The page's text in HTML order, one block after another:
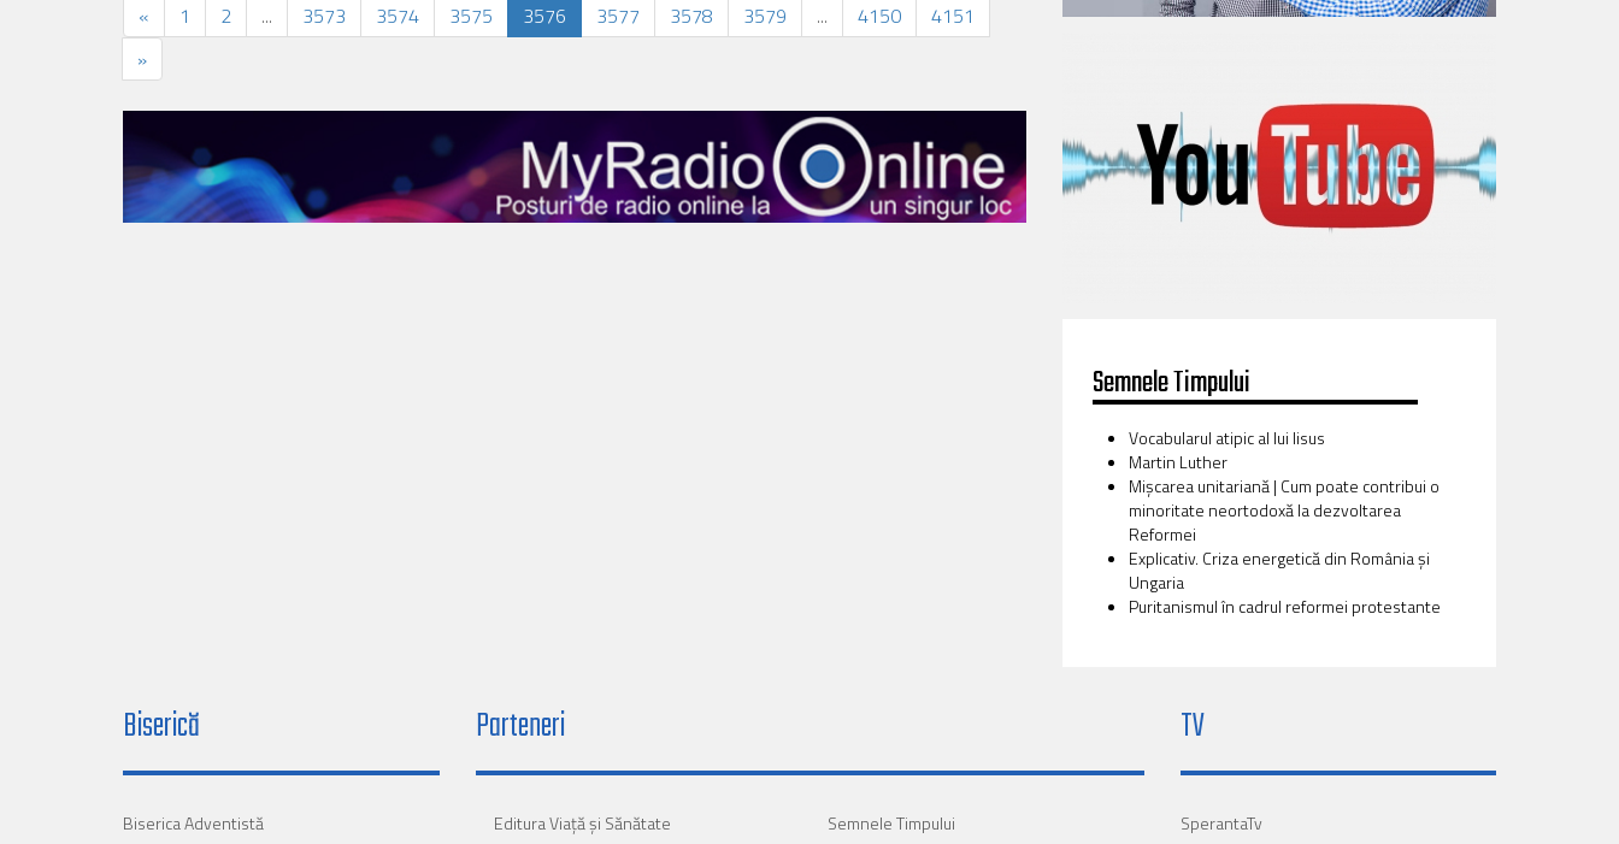
« 1 2 ... 3573 3574 3575 3576 3577 3578 3579 ... 4150
4151
»
Semnele Timpului
Vocabularul atipic al lui Iisus
Martin Luther
Mișcarea unitariană | Cum poate contribui o
minoritate neortodoxă la dezvoltarea
Reformei
Explicativ. Criza energetică din România și
Ungaria
Puritanismul în cadrul reformei protestante
Biserică
Biserica Adventistă
Parteneri
Editura Viaţă şi Sănătate Semnele Timpului
TV
SperantaTv